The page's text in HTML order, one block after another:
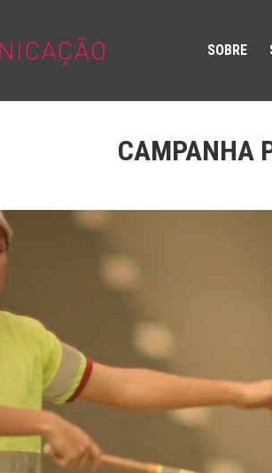
SOBRE
CAMPANHA